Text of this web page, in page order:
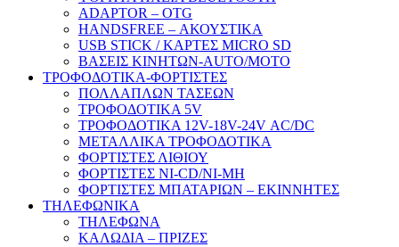
ADAPTOR – ΟΤG
HANDSFREE – ΑΚΟΥΣΤΙΚΑ
USB STICK / ΚΑΡΤΕΣ MICRO SD
ΒΑΣΕΙΣ ΚΙΝΗΤΩΝ-AUTO/MOTO
ΤΡΟΦΟΔΟΤΙΚΑ-ΦΟΡΤΙΣΤΕΣ
ΠΟΛΛΑΠΛΩΝ ΤΑΣΕΩΝ
ΤΡΟΦΟΔΟΤΙΚΑ 5V
ΤΡΟΦΟΔΟΤΙΚΑ 12V-18V-24V ΑC/DC
ΜΕΤΑΛΛΙΚΑ ΤΡΟΦΟΔΟΤΙΚΑ
ΦΟΡΤΙΣΤΕΣ ΛΙΘΙΟΥ
ΦΟΡΤΙΣΤΕΣ NI-CD/NI-MH
ΦΟΡΤΙΣΤΕΣ ΜΠΑΤΑΡΙΩΝ – ΕΚΙΝΝΗΤΕΣ
ΤΗΛΕΦΩΝΙΚΑ
ΤΗΛΕΦΩΝΑ
ΚΑΛΩΔΙΑ – ΠΡΙΖΕΣ